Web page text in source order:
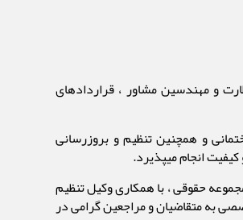
و مهندسین مشاور ، قراردادهای
و همچنین تنظیم و بروزرسانی
انجام میپذیرد.
حقوقی ، با همکاری وکیل تنظیم
به متقاضیان و مراجعین گرامی در